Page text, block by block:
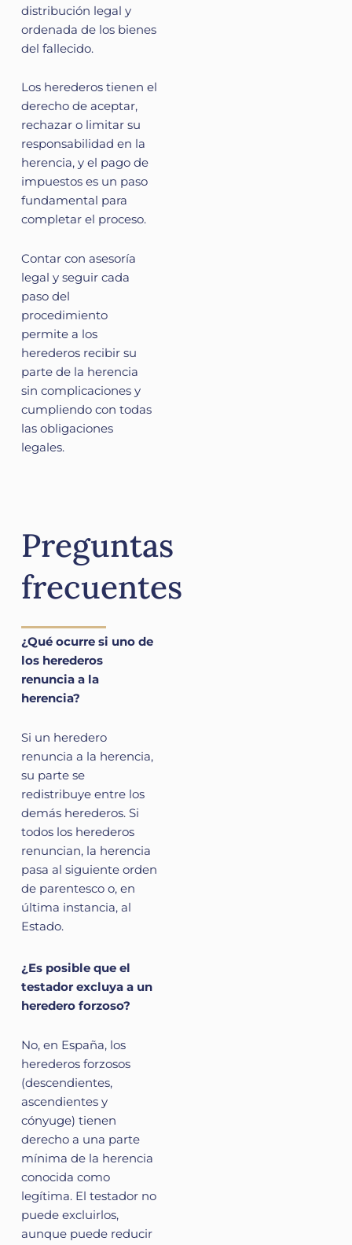
distribución legal y
ordenada de los bienes
del fallecido.
Los herederos tienen el
derecho de aceptar,
rechazar o limitar su
responsabilidad en la
herencia, y el pago de
impuestos es un paso
fundamental para
completar el proceso.
Contar con asesoría
legal y seguir cada
paso del
procedimiento
permite a los
herederos recibir su
parte de la herencia
sin complicaciones y
cumpliendo con todas
las obligaciones
legales.
Preguntas
frecuentes
¿Qué ocurre si uno de
los herederos
renuncia a la
herencia?
Si un heredero
renuncia a la herencia,
su parte se
redistribuye entre los
demás herederos. Si
todos los herederos
renuncian, la herencia
pasa al siguiente orden
de parentesco o, en
última instancia, al
Estado.
¿Es posible que el
testador excluya a un
heredero forzoso?
No, en España, los
herederos forzosos
(descendientes,
ascendientes y
cónyuge) tienen
derecho a una parte
mínima de la herencia
conocida como
legítima. El testador no
puede excluirlos,
aunque puede reducir